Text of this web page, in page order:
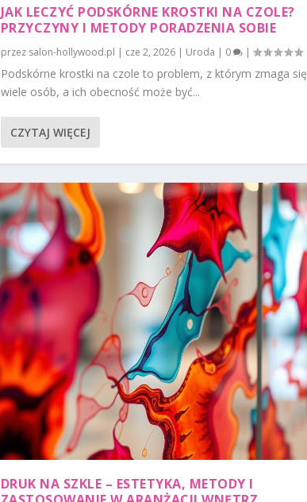
JAK LECZYĆ PODSKÓRNE KROSTKI NA CZOLE?
PRZYCZYNY I METODY PORADZENIA SOBIE
przez salon-hollywood.pl | cze 2, 2026| Uroda | 0 |
Podskórne krostki na czole to problem, z którym zmaga się
wiele osób, a ich obecność może być...
CZYTAJ WIĘCEJ
DRUK NA SZKLE – ESTETYKA, METODY I